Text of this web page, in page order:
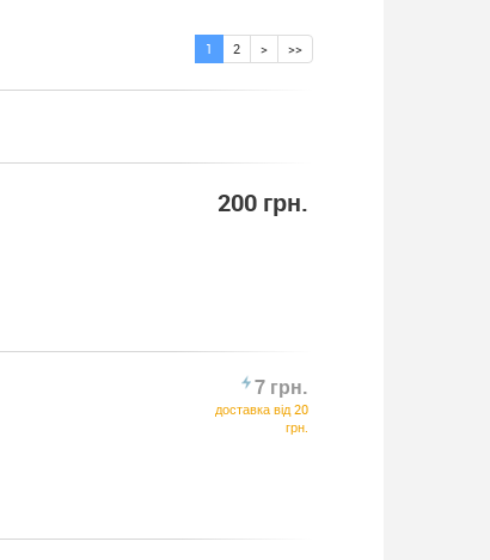
1 2 > >>
200 грн.
7 грн.
доставка від 20
грн.